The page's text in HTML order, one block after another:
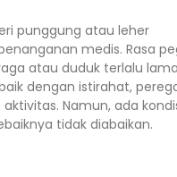
punggung atau leher
medis. Rasa
atau duduk terlalu
dengan istirahat,
Namun, ada
tidak diabaikan.